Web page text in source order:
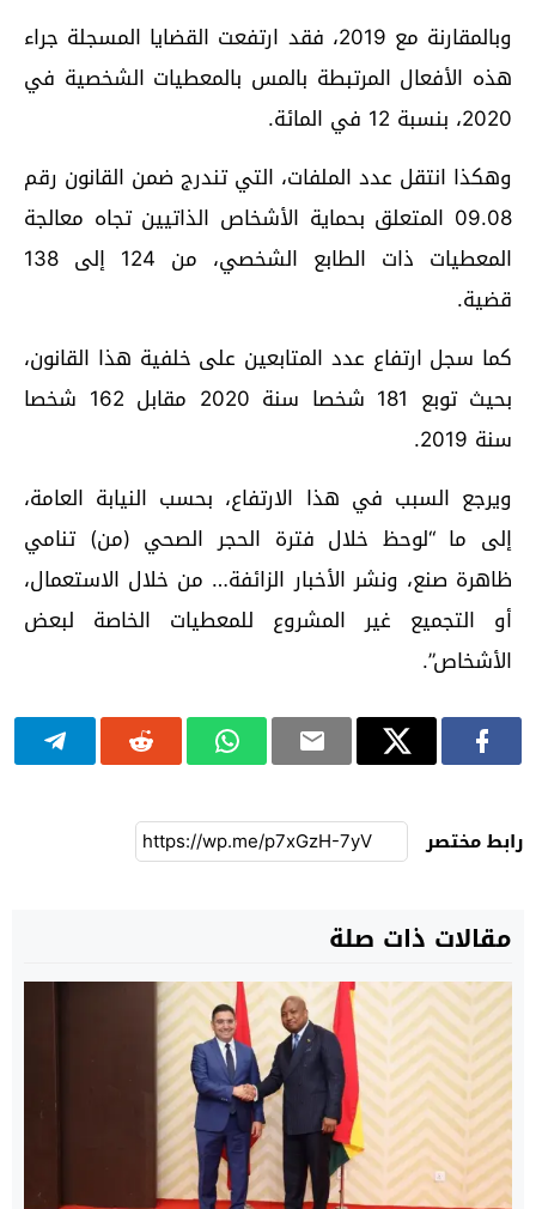
وبالمقارنة مع 2019، فقد ارتفعت القضايا المسجلة جراء
هذه الأفعال المرتبطة بالمس بالمعطيات الشخصية في
2020، بنسبة 12 في المائة.
وهكذا انتقل عدد الملفات، التي تندرج ضمن القانون رقم
09.08 المتعلق بحماية الأشخاص الذاتيين تجاه معالجة
المعطيات ذات الطابع الشخصي، من 124 إلى 138
قضية.
كما سجل ارتفاع عدد المتابعين على خلفية هذا القانون،
بحيث توبع 181 شخصا سنة 2020 مقابل 162 شخصا
سنة 2019.
ويرجع السبب في هذا الارتفاع، بحسب النيابة العامة،
إلى ما “لوحظ خلال فترة الحجر الصحي (من) تنامي
ظاهرة صنع، ونشر الأخبار الزائفة… من خلال الاستعمال،
أو التجميع غير المشروع للمعطيات الخاصة لبعض
الأشخاص”.
رابط مختصر
مقالات ذات صلة